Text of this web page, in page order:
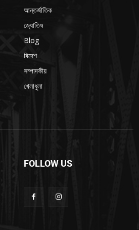
আন্তর্জাতিক
জ্যোতিষ
Blog
বিদেশ
সম্পাদকীয়
খেলাধুলা
FOLLOW US